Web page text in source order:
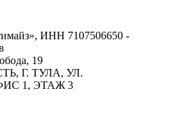
ИНН 7107506650 -
19
Г. ТУЛА, УЛ.
1, ЭТАЖ 3